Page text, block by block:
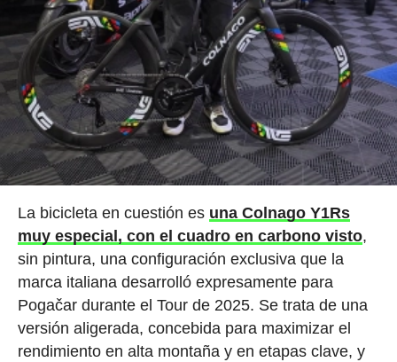
La bicicleta en cuestión es una Colnago Y1Rs
muy especial, con el cuadro en carbono visto,
sin pintura, una configuración exclusiva que la
marca italiana desarrolló expresamente para
Pogačar durante el Tour de 2025. Se trata de una
versión aligerada, concebida para maximizar el
rendimiento en alta montaña y en etapas clave, y